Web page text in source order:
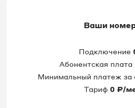
8 495 021-91-
8 495 023-
8 495 023-02-
Ваши
Подключение
Абонентская плата
Минимальный платеж за
Тариф 0 ₽/